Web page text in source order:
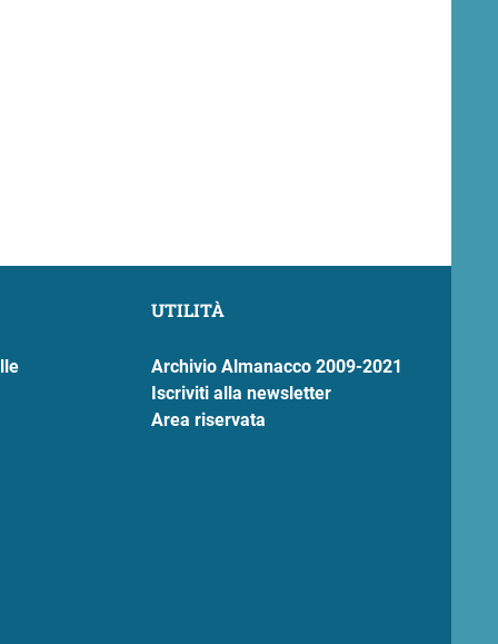
UTILITÀ
Archivio Almanacco 2009-2021
Iscriviti alla newsletter
Area riservata